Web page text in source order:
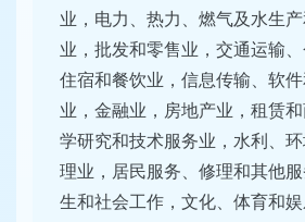
业，电力、热力、燃气及水生
业，批发和零售业，交通运输、
住宿和餐饮业，信息传输、软
业，金融业，房地产业，租赁
学研究和技术服务业，水利、
理业，居民服务、修理和其他
生和社会工作，文化、体育和